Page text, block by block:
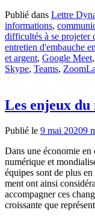
Publié dans Lettre
informations,
difficultés à se projeter
entretien d'embauche
et argent, Google Meet,
Skype, Teams, Zoom
Les enjeux du
Publié le 9 mai 20209
Dans une économie
numérique et
équipes sont de plus
ment ont ainsi
accompagner ces
croissante que